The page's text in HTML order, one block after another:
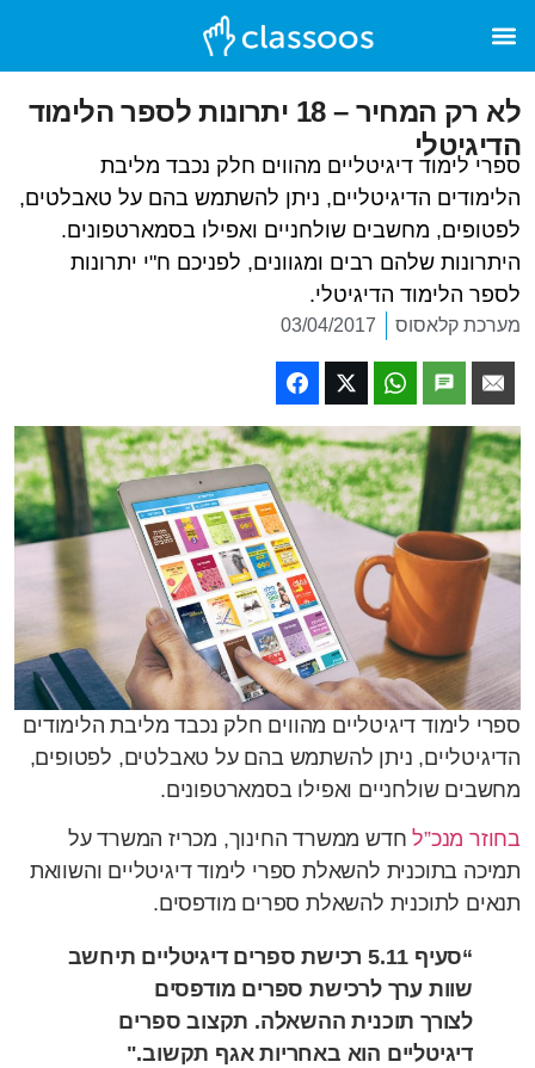
לא רק המחיר – 18 יתרונות לספר הלימוד
הדיגיטלי
ספרי לימוד דיגיטליים מהווים חלק נכבד מליבת
הלימודים הדיגיטליים, ניתן להשתמש בהם על טאבלטים,
לפטופים, מחשבים שולחניים ואפילו בסמארטפונים.
היתרונות שלהם רבים ומגוונים, לפניכם ח"י יתרונות
לספר הלימוד הדיגיטלי.
מערכת קלאסוס 03/04/2017
ספרי לימוד דיגיטליים מהווים חלק נכבד מליבת הלימודים
הדיגיטליים, ניתן להשתמש בהם על טאבלטים, לפטופים,
מחשבים שולחניים ואפילו בסמארטפונים.
בחוזר מנכ”לחדש ממשרד החינוך, מכריז המשרד על
תמיכה בתוכנית להשאלת ספרי לימוד דיגיטליים והשוואת
תנאים לתוכנית להשאלת ספרים מודפסים.
“סעיף 5.11 רכישת ספרים דיגיטליים תיחשב
שוות ערך לרכישת ספרים מודפסים
לצורך תוכנית ההשאלה. תקצוב ספרים
דיגיטליים הוא באחריות אגף תקשוב."